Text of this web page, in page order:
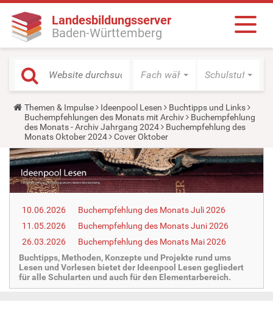
Landesbildungsserver
Baden-Württemberg
Fach wählen Schulstufe
Y
o
u
a
r
e
h
e
r
e
Themen & Impulse Ideenpool Lesen
Buchtipps und Links
Buchempfehlungen des Monats mit Archiv
Buchempfehlung
des Monats - Archiv Jahrgang 2024
Buchempfehlung des
Monats Oktober 2024
Cover Oktober
10.06.2026
Buchempfehlung des Monats Juli 2026
11.05.2026
Buchempfehlung des Monats Juni 2026
26.03.2026
Buchempfehlung des Monats Mai 2026
Buchtipps, Methoden, Konzepte und Projekte rund ums
Lesen und Vorlesen bietet der Ideenpool Lesen gegliedert
für alle Schularten und auch für den Elementarbereich.